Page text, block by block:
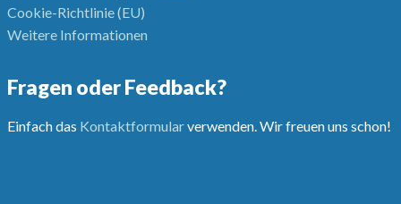
Cookie-Richtlinie (EU)
Weitere Informationen
Fragen oder Feedback?
Einfach das Kontaktformularverwenden. Wir freuen uns schon!